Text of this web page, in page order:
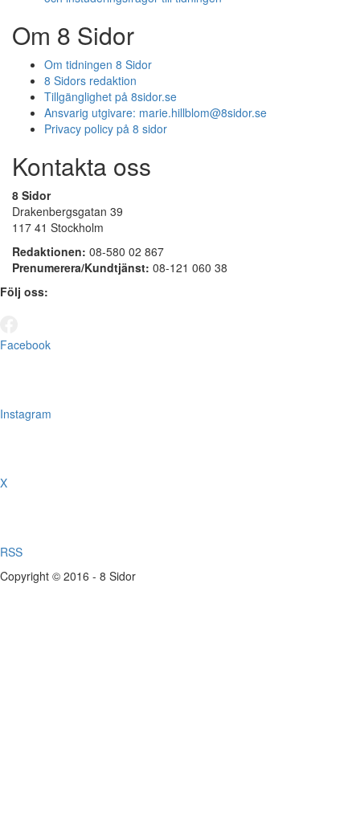
Om 8 Sidor
Om tidningen 8 Sidor
8 Sidors redaktion
Tillgänglighet på 8sidor.se
Ansvarig utgivare: marie.hillblom@8sidor.se
Privacy policy på 8 sidor
Kontakta oss
8 Sidor
Drakenbergsgatan 39
117 41 Stockholm
Redaktionen: 08-580 02 867
Prenumerera/Kundtjänst: 08-121 060 38
Följ oss:
Facebook
Instagram
X
RSS
Copyright © 2016 - 8 Sidor